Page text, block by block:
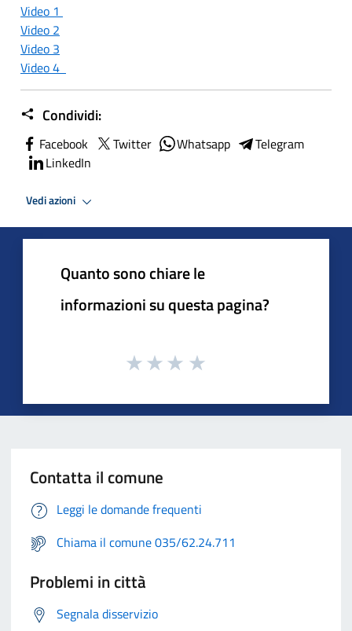
Video 1
Video 2
Video 3
Video 4
Condividi:
Facebook Twitter Whatsapp
Telegram
LinkedIn
Vedi azioni
Quanto sono chiare le
informazioni su questa pagina?
Contatta il comune
Leggi le domande frequenti
Chiama il comune 035/62.24.711
Problemi in città
Segnala disservizio